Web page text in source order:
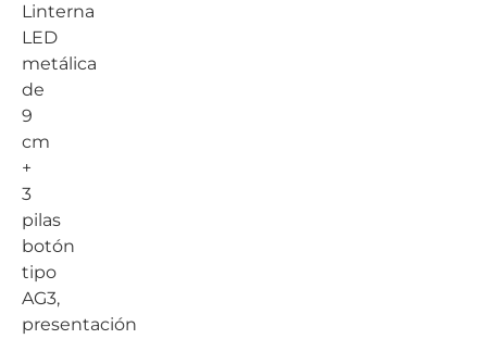
Linterna
LED
metálica
de
9
cm
+
3
pilas
botón
tipo
AG3,
presentación